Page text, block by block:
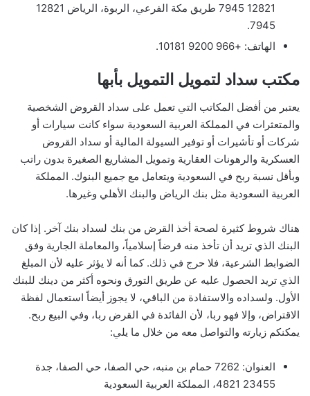
12821 7945 طريق مكة الفرعي، الربوة، الرياض 12821
7945.
الهاتف: +966 9200 10181.
مكتب سداد لتمويل التمويل بأبها
يعتبر من أفضل المكاتب التي تعمل على سداد القروض الشخصية
والمتعثرات في المملكة العربية السعودية سواء كانت سيارات أو
شركات أو تأشيرات أو توفير السيولة المالية أو سداد القروض
العسكرية والرهونات العقارية وتمويل المشاريع الصغيرة بدون راتب
وبأقل نسبة ربح في السعودية ويتعامل مع جميع البنوك. المملكة
العربية السعودية مثل بنك الرياض والبنك الأهلي وغيرها.
هناك شروط كثيرة لصحة أخذ القرض من بنك لسداد بنك آخر. إذا كان
البنك الذي تريد أن تأخذ منه قرضاً إسلامياً، والمعاملة الجارية وفق
الضوابط الشرعية، فلا حرج في ذلك. كما أنه لا يؤثر عليه لأن المبلغ
الذي تريد الحصول عليه عن طريق التورق ونحوه أكثر من دينك للبنك
الأول. ولسداده والاستفادة من الباقي، لا يجوز أيضاً استعمال لفظة
الاقتراض، وإلا فهو ربا، لأن الفائدة في القرض ربا، وفي البيع ربح.
يمكنكم زيارته والتواصل معه من خلال ما يلي:
العنوان: 7262 حمام بن منبه، حي الصفا، حي الصفا، جدة
23455 4821، المملكة العربية السعودية